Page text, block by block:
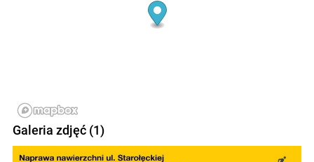
Galeria zdjęć (1)